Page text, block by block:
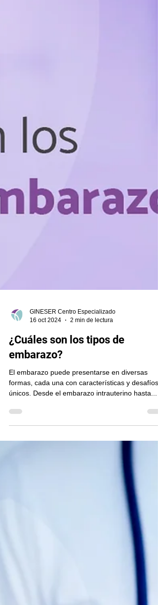
GINESER Centro Especializado
16 oct 2024
2 min de lectura
¿Cuáles son los tipos de
embarazo?
El embarazo puede presentarse en diversas
únicos. Desde el embarazo intrauterino hasta...